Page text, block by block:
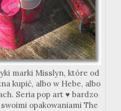
marki Misslyn, które od
kupić, albo w Hebe, albo
Seria pop art ♥ bardzo
opakowaniami The